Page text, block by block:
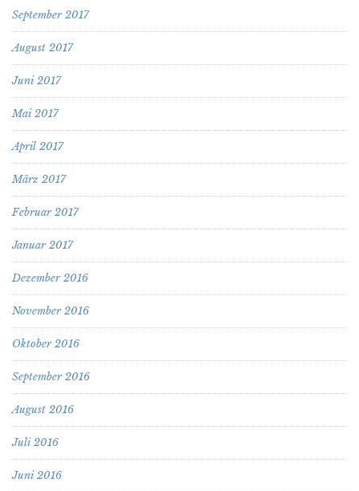
September 2017
August 2017
Juni 2017
Mai 2017
April 2017
März 2017
Februar 2017
Januar 2017
Dezember 2016
November 2016
Oktober 2016
September 2016
August 2016
Juli 2016
Juni 2016